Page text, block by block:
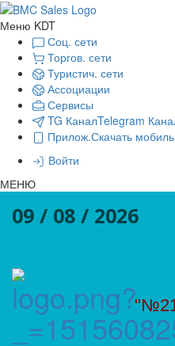
Меню KDT
Соц. сети
Торгов. сети
Туристич. сети
Ассоциации
Сервисы
TG КаналTelegram
Прилож.Скачать
Войти
МЕНЮ
09 / 08 / 2026